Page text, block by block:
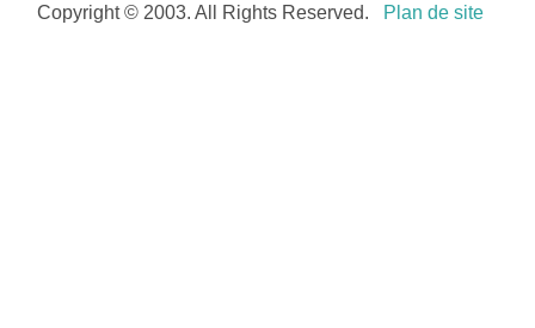
Copyright © 2003. All Rights Reserved. Plan de site